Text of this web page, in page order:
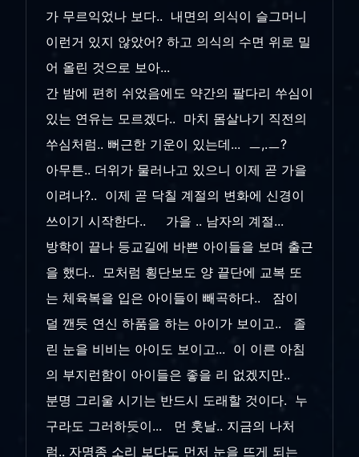
가 무르익었나 보다.. 내면의 의식이 슬그머니
이런거 있지 않았어? 하고 의식의 수면 위로 밀
어 올린 것으로 보아...
간 밤에 편히 쉬었음에도 약간의 팔다리 쑤심이
있는 연유는 모르겠다.. 마치 몸살나기 직전의
쑤심처럼.. 뻐근한 기운이 있는데... ㅡ,.ㅡ?
아무튼.. 더위가 물러나고 있으니 이제 곧 가을
이려나?.. 이제 곧 닥칠 계절의 변화에 신경이
쓰이기 시작한다.. 가을 .. 남자의 계절...
방학이 끝나 등교길에 바쁜 아이들을 보며 출근
을 했다.. 모처럼 횡단보도 양 끝단에 교복 또
는 체육복을 입은 아이들이 빼곡하다.. 잠이
덜 깬듯 연신 하품을 하는 아이가 보이고.. 졸
린 눈을 비비는 아이도 보이고... 이 이른 아침
의 부지런함이 아이들은 좋을 리 없겠지만..
분명 그리울 시기는 반드시 도래할 것이다. 누
구라도 그러하듯이... 먼 훗날.. 지금의 나처
럼.. 자명종 소리 보다도 먼저 눈을 뜨게 되는